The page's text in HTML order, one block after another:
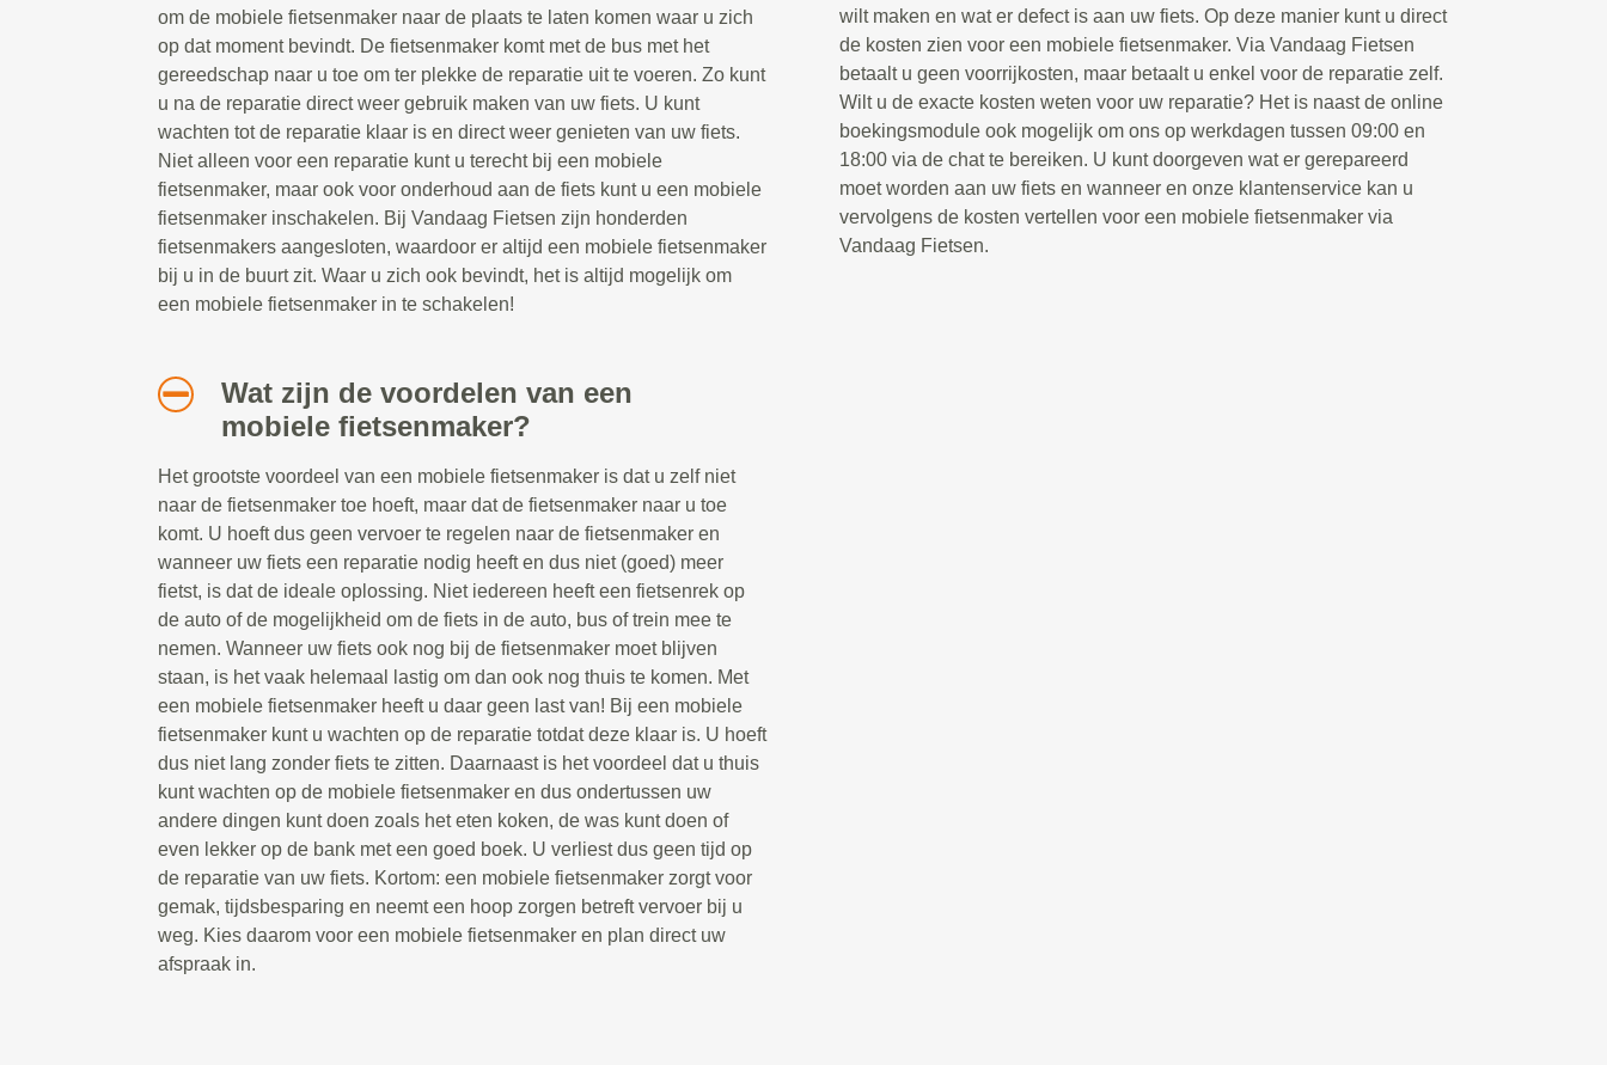
om de mobiele fietsenmaker naar de plaats te laten komen waar u zich
op dat moment bevindt. De fietsenmaker komt met de bus met het
gereedschap naar u toe om ter plekke de reparatie uit te voeren. Zo kunt
u na de reparatie direct weer gebruik maken van uw fiets. U kunt
wachten tot de reparatie klaar is en direct weer genieten van uw fiets.
Niet alleen voor een reparatie kunt u terecht bij een mobiele
fietsenmaker, maar ook voor onderhoud aan de fiets kunt u een mobiele
fietsenmaker inschakelen. Bij Vandaag Fietsen zijn honderden
fietsenmakers aangesloten, waardoor er altijd een mobiele fietsenmaker
bij u in de buurt zit. Waar u zich ook bevindt, het is altijd mogelijk om
een mobiele fietsenmaker in te schakelen!
Wat zijn de voordelen van een
mobiele fietsenmaker?
Het grootste voordeel van een mobiele fietsenmaker is dat u zelf niet
naar de fietsenmaker toe hoeft, maar dat de fietsenmaker naar u toe
komt. U hoeft dus geen vervoer te regelen naar de fietsenmaker en
wanneer uw fiets een reparatie nodig heeft en dus niet (goed) meer
fietst, is dat de ideale oplossing. Niet iedereen heeft een fietsenrek op
de auto of de mogelijkheid om de fiets in de auto, bus of trein mee te
nemen. Wanneer uw fiets ook nog bij de fietsenmaker moet blijven
staan, is het vaak helemaal lastig om dan ook nog thuis te komen. Met
een mobiele fietsenmaker heeft u daar geen last van! Bij een mobiele
fietsenmaker kunt u wachten op de reparatie totdat deze klaar is. U hoeft
dus niet lang zonder fiets te zitten. Daarnaast is het voordeel dat u thuis
kunt wachten op de mobiele fietsenmaker en dus ondertussen uw
andere dingen kunt doen zoals het eten koken, de was kunt doen of
even lekker op de bank met een goed boek. U verliest dus geen tijd op
de reparatie van uw fiets. Kortom: een mobiele fietsenmaker zorgt voor
gemak, tijdsbesparing en neemt een hoop zorgen betreft vervoer bij u
weg. Kies daarom voor een mobiele fietsenmaker en plan direct uw
afspraak in.
wilt maken en wat er defect is aan uw fiets. Op deze manier kunt u direct
de kosten zien voor een mobiele fietsenmaker. Via Vandaag Fietsen
betaalt u geen voorrijkosten, maar betaalt u enkel voor de reparatie zelf.
Wilt u de exacte kosten weten voor uw reparatie? Het is naast de online
boekingsmodule ook mogelijk om ons op werkdagen tussen 09:00 en
18:00 via de chat te bereiken. U kunt doorgeven wat er gerepareerd
moet worden aan uw fiets en wanneer en onze klantenservice kan u
vervolgens de kosten vertellen voor een mobiele fietsenmaker via
Vandaag Fietsen.